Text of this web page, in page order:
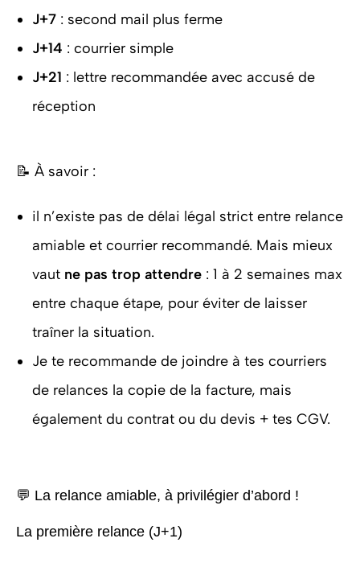
J+7 : second mail plus ferme
J+14 : courrier simple
J+21 : lettre recommandée avec accusé de
réception
📝 À savoir :
il n’existe pas de délai légal strict entre relance
amiable et courrier recommandé. Mais mieux
vaut ne pas trop attendre : 1 à 2 semaines max
entre chaque étape, pour éviter de laisser
traîner la situation.
Je te recommande de joindre à tes courriers
de relances la copie de la facture, mais
également du contrat ou du devis + tes CGV.
💬 La relance amiable, à privilégier d’abord !
La première relance (J+1)